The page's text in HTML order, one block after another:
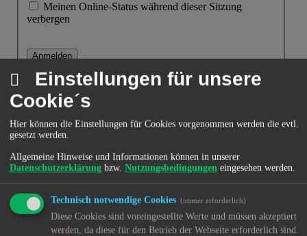
Meinen Online-Status während dieser Sitzung
verbergen
Anmelden
Benutzername:
Passwort:
Ich habe mein Passwort vergessen
Einstellungen für unsere
Cookie´s
Hier können die Einstellungen für Cookies vorgenommen werden die evtl.
gesetzt werden.
Allgemeine Hinweise und Informationen können in unserer
Datenschutzerklärung bzw. Nutzungsbedingungen eingesehen werden.
Technisch notwendige Cookies (immer erforderlich)
Diese Cookies sind voreingestellte Werte und müssen akzeptiert
werden, da diese für den Betrieb der Webseite erforderlich sind.